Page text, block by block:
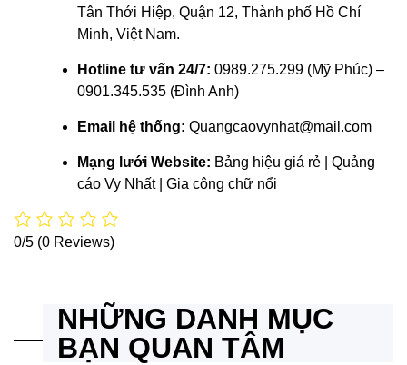
Tân Thới Hiệp, Quận 12, Thành phố Hồ Chí
Minh, Việt Nam.
Hotline tư vấn 24/7: 0989.275.299 (Mỹ Phúc) –
0901.345.535 (Đình Anh)
Email hệ thống: Quangcaovynhat@mail.com
Mạng lưới Website: Bảng hiệu giá rẻ
Quảng
cáo Vy Nhất| Gia công chữ nổi
0/5 (0 Reviews)
NHỮNG DANH MỤC
BẠN QUAN TÂM